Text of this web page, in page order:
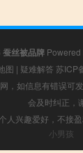
蚕丝被品牌 Powered
图 | 疑难解答 苏ICP
，如信息有错误可
会及时纠正，
人兴趣爱好，不接
小男孩